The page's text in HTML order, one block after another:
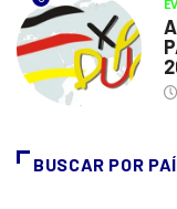
5
BUSCAR POR